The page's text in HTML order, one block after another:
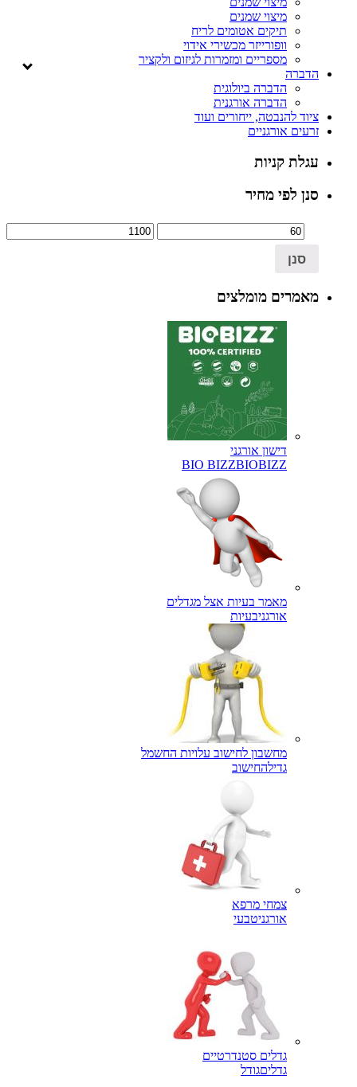
מיצוי שמנים
תיקים אטומים לריח
וופורייזר מכשירי אידוי
מספריים ומזמרות לגיזום ולקציר
הדברה
הדברה ביולוגית
הדברה אורגנית
ציוד להנבטה, ייחורים ועוד
זרעים אורגניים
עגלת קניות
סנן לפי מחיר
סנן
מאמרים מומלצים
דישון אורגני
BIO BIZZBIOBIZZ
מאמר בעיות אצל מגדלים
אורגניבעיות
מחשבון לחישוב עלויות החשמל
גדילהחישוב
צמחי מרפא
אורגניטבעי
גדלים סטנדרטיים
גדליםגודל